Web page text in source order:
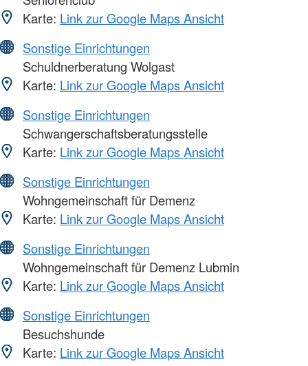
Karte: Link zur Google Maps Ansicht
Sonstige Einrichtungen
Schuldnerberatung Wolgast
Karte: Link zur Google Maps Ansicht
Sonstige Einrichtungen
Schwangerschaftsberatungsstelle
Karte: Link zur Google Maps Ansicht
Sonstige Einrichtungen
Wohngemeinschaft für Demenz
Karte: Link zur Google Maps Ansicht
Sonstige Einrichtungen
Wohngemeinschaft für Demenz Lubmin
Karte: Link zur Google Maps Ansicht
Sonstige Einrichtungen
Besuchshunde
Karte: Link zur Google Maps Ansicht